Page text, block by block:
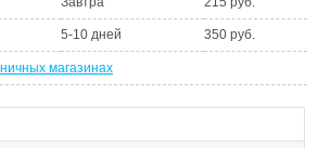
5-10 дней 350 руб.
магазинах